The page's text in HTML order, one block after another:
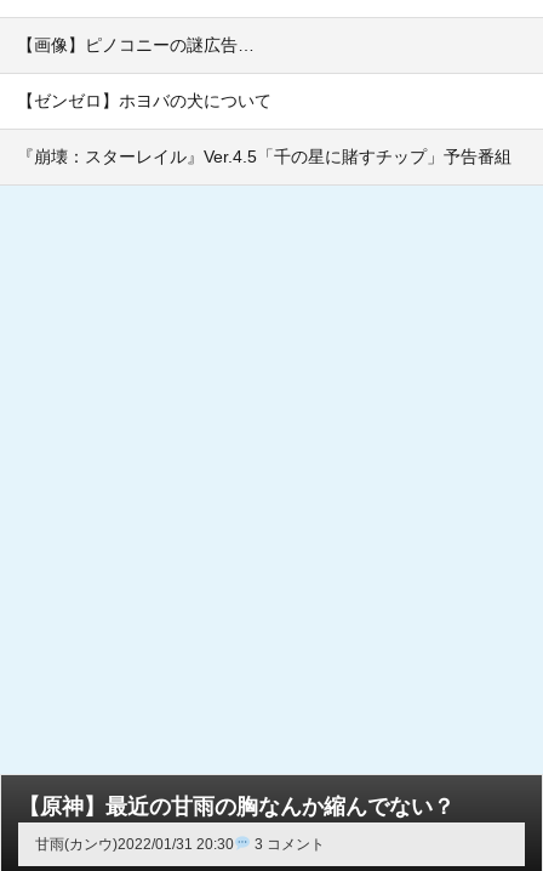
【画像】ピノコニーの謎広告…
【ゼンゼロ】ホヨバの犬について
『崩壊：スターレイル』Ver.4.5「千の星に賭すチップ」予告番組
【原神】最近の甘雨の胸なんか縮んでない？
甘雨(カンウ)2022/01/31 20:30 3 コメント